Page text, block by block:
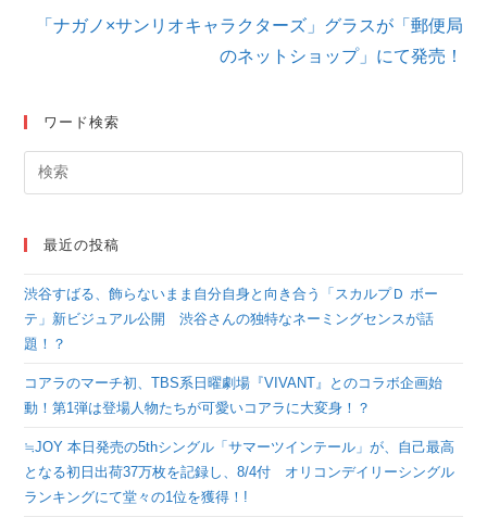
「ナガノ×サンリオキャラクターズ」グラスが「郵便局
のネットショップ」にて発売！
ワード検索
最近の投稿
渋谷すばる、飾らないまま自分自身と向き合う「スカルプＤ ボー
テ」新ビジュアル公開 渋谷さんの独特なネーミングセンスが話
題！？
コアラのマーチ初、TBS系日曜劇場『VIVANT』とのコラボ企画始
動！第1弾は登場人物たちが可愛いコアラに大変身！？
≒JOY 本日発売の5thシングル「サマーツインテール」が、自己最高
となる初日出荷37万枚を記録し、8/4付 オリコンデイリーシングル
ランキングにて堂々の1位を獲得！!